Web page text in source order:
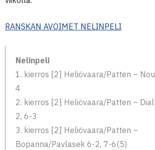
RANSKAN AVOIMET NELINPELI
Nelinpeli
1. kierros [2] Heliövaara/Patten –
4
2. kierros [2] Heliövaara/Patten –
2, 6-3
3. kierros [2] Heliövaara/Patten –
Bopanna/Pavlasek 6-2, 7-6(5)